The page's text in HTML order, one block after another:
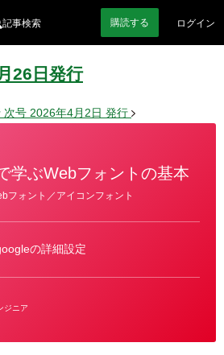
記事検索 購読する ログイン
月 26 日 発行
次号 2026年4月2日 発行
学ぶWebフォントの基本
フォント／アイコンフォント
の詳細設定
ジニア